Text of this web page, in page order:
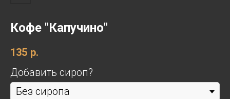
Кофе "Капучино"
135 р.
Добавить сироп?